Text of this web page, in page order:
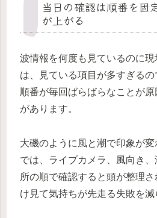
当日の確認は順番を固
が上がる
波情報を何度も見ているのに
は、見ている項目が多すぎる
順番が毎回ばらばらなことが
があります。
大磯のように風と潮で印象が変
では、ライブカメラ、風向き
所の順で確認すると頭が整理
け見て気持ちが先走る失敗を減